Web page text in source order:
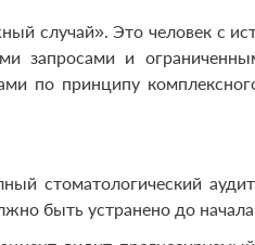
случай». Это человек с
запросами и
по принципу
стоматологический
быть устранено до